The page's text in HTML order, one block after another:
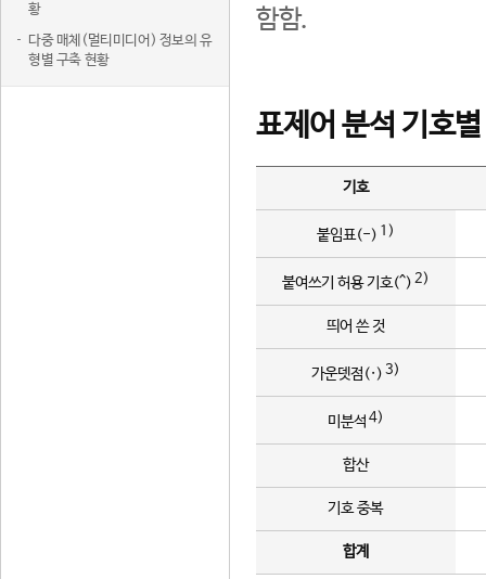
황
다중 매체(멀티미디어) 정보의 유
형별 구축 현황
함함.
표제어 분석 기호
기호
붙임표(-) 1)
붙여쓰기 허용 기호(^) 2)
띄어 쓴 것
가운뎃점(·) 3)
미분석 4)
합산
기호 중복
합계